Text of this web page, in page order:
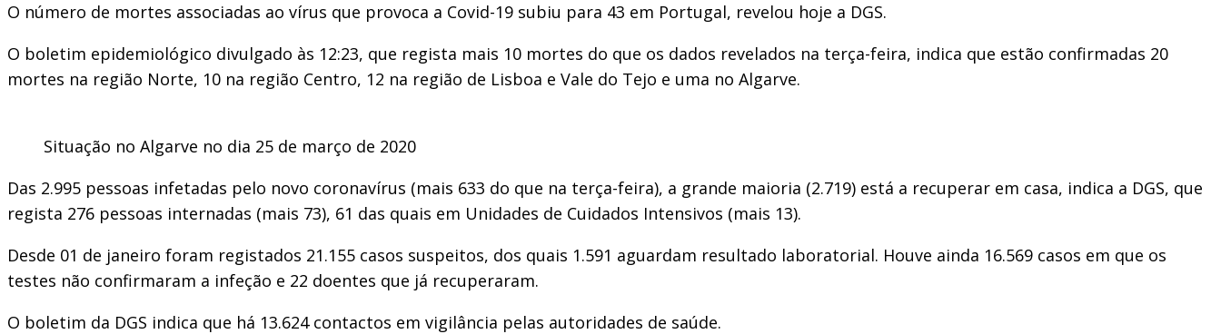
O número de mortes associadas ao vírus que provoca a Covid-19 subiu para 43 em Portugal, revelou hoje a DGS.
O boletim epidemiológico divulgado às 12:23, que regista mais 10 mortes do que os dados revelados na terça-feira, indica que estão confirmadas 20
mortes na região Norte, 10 na região Centro, 12 na região de Lisboa e Vale do Tejo e uma no Algarve.
Situação no Algarve no dia 25 de março de 2020
Das 2.995 pessoas infetadas pelo novo coronavírus (mais 633 do que na terça-feira), a grande maioria (2.719) está a recuperar em casa, indica a DGS, que
regista 276 pessoas internadas (mais 73), 61 das quais em Unidades de Cuidados Intensivos (mais 13).
Desde 01 de janeiro foram registados 21.155 casos suspeitos, dos quais 1.591 aguardam resultado laboratorial. Houve ainda 16.569 casos em que os
testes não confirmaram a infeção e 22 doentes que já recuperaram.
O boletim da DGS indica que há 13.624 contactos em vigilância pelas autoridades de saúde.